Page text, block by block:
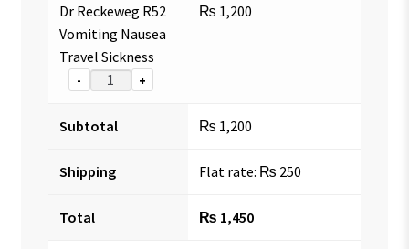
Dr Reckeweg R52
Vomiting Nausea
Travel Sickness
- +
₨ 1,200
Subtotal ₨ 1,200
Shipping Flat rate: ₨ 250
Total ₨ 1,450